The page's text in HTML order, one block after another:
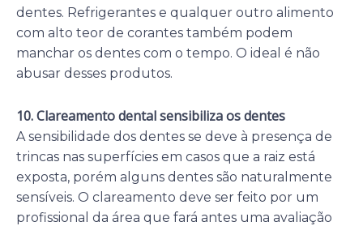
dentes. Refrigerantes e qualquer outro alimento
com alto teor de corantes também podem
manchar os dentes com o tempo. O ideal é não
abusar desses produtos.
10. Clareamento dental sensibiliza os dentes
A sensibilidade dos dentes se deve à presença de
trincas nas superfícies em casos que a raiz está
exposta, porém alguns dentes são naturalmente
sensíveis. O clareamento deve ser feito por um
profissional da área que fará antes uma avaliação